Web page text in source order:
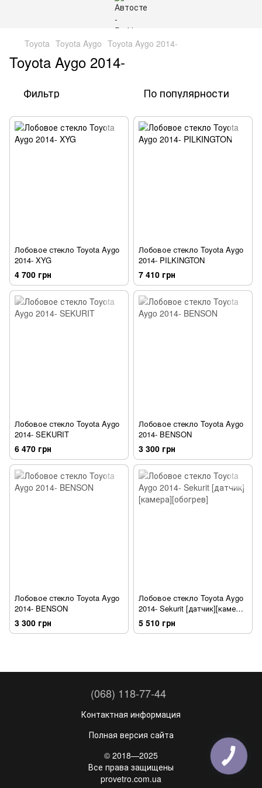
Toyota Toyota Aygo Toyota Aygo 2014-
Toyota Aygo 2014-
Фильтр По популярности
Лобовое стекло Toyota Aygo
2014- XYG
4 700 грн
Лобовое стекло Toyota Aygo
2014- PILKINGTON
7 410 грн
Лобовое стекло Toyota Aygo
2014- SEKURIT
6 470 грн
Лобовое стекло Toyota Aygo
2014- BENSON
3 300 грн
Лобовое стекло Toyota Aygo
2014- BENSON
3 300 грн
Лобовое стекло Toyota Aygo
2014- Sekurit [датчик][камера]
[обогрев]
5 510 грн
(068) 118-77-44
Контактная информация
Полная версия сайта
© 2018—2025
Все права защищены
provetro.com.ua